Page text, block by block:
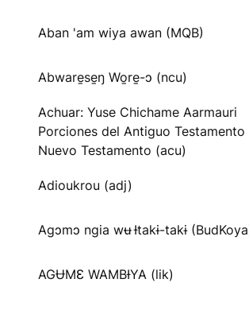
Aban 'am wiya awan (MQB)
Abware̱se̱ŋ Wo̱re̱-ɔ (ncu)
Achuar: Yuse Chichame Aarmauri
Porciones del Antiguo Testamento
Nuevo Testamento (acu)
Adioukrou (adj)
Agɔmɔ ngia wʉ Ɨtakɨ-takɨ
AGɄMƐ WAMBƗYA (lik)